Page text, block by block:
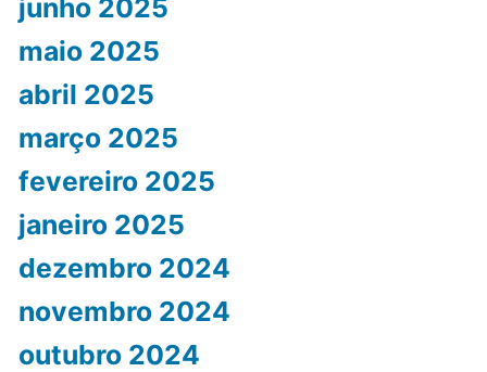
junho 2025
maio 2025
abril 2025
março 2025
fevereiro 2025
janeiro 2025
dezembro 2024
novembro 2024
outubro 2024